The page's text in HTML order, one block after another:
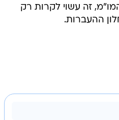
זה עשוי לקרות רק
ההעברות.